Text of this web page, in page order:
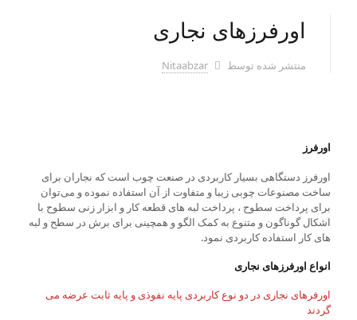
اورفرزهای نجاری
منتشر شده توسط Nitaabzar
اورفرز
اورفرز دستگاهی بسیار کاربردی در صنعت چوب است که نجاران برای
ساخت مصنوعات چوبی زیبا و متفاوت از آن استفاده نموده و می‌توان
برای پرداخت سطوح ، پرداخت لبه های قطعه کار و ابزار زنی سطوح با
اشکال گوناگون و متنوع به کمک الگو و همچینی برای برش در سطح و لبه
های کار استفاده کاربردی نمود.
انواع اورفرزهای نجاری
اورفرهای نجاری در دو نوع کاربردی پایه نفوذی و پایه ثابت عرضه می
گردند